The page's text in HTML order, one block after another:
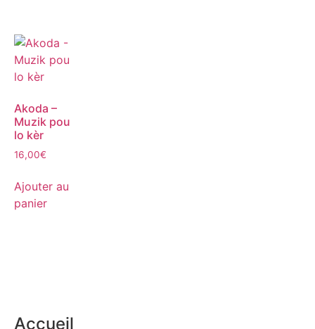
Akoda –
Muzik pou
lo kèr
16,00€
Ajouter au
panier
Accueil